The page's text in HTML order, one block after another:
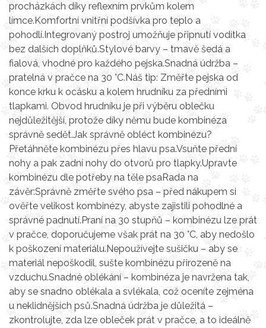
procházkách díky reflexním prvkům kolem
límce.Komfortní vnitřní podšívka pro teplo a
pohodlí.Integrovaný postroj umožňuje připnutí vodítka
bez dalších doplňků.Stylové barvy – tmavě šedá a
fialová, vhodné pro každého pejska.Snadná údržba –
pratelná v pračce na 30 °C.Náš tip: Změřte pejska od
konce krku k ocásku a kolem hrudníku za předními
tlapkami. Obvod hrudníku je při výběru oblečku
nejdůležitější, protože díky němu bude kombinéza
správně sedět.Jak správně obléct kombinézu?
Přetáhněte kombinézu přes hlavu psa.Vsuňte přední
nohy a pak zadní nohy do otvorů pro tlapky.Upravte
kombinézu dle potřeby na těle psaRada na
závěr:Správně změřte svého psa – před nákupem si
ověřte velikost kombinézy, abyste zajistili pohodlné a
správné padnutí.Praní na 30 stupňů – kombinézu lze prát
v pračce, doporučujeme však prát na 30 °C, aby nedošlo
k poškození materiálu.Nepoužívejte sušičku – aby se
materiál nepoškodil, sušte kombinézu přirozeně na
vzduchu.Snadné oblékání – kombinéza je navržena tak,
aby se snadno oblékala a svlékala, což oceníte zejména
u neklidnějších psů.Snadná údržba je důležitá –
zkontrolujte, zda lze obleček prát v pračce, a to ideálně